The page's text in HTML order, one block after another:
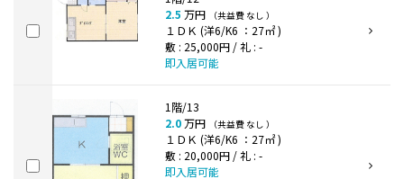
2.5万円 （共益費 なし ）
１ＤＫ (洋6/K6 ：27㎡ )
敷 : 25,000円 / 礼 : -
即入居可能
1階/13
2.0万円 （共益費 なし ）
１ＤＫ (洋6/K6 ：27㎡ )
敷 : 20,000円 / 礼 : -
即入居可能